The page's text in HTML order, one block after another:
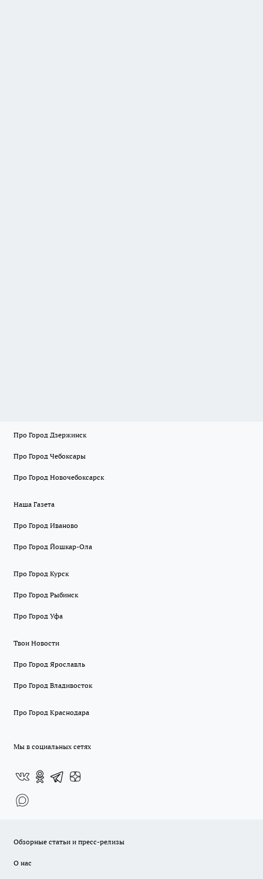
Про Город Дзержинск
Про Город Чебоксары
Про Город Новочебоксарск
Наша Газета
Про Город Иваново
Про Город Йошкар-Ола
Про Город Курск
Про Город Рыбинск
Про Город Уфа
Твои Новости
Про Город Ярославль
Про Город Владивосток
Про Город Краснодара
Мы в социальных сетях
Обзорные статьи и пресс-релизы
О нас